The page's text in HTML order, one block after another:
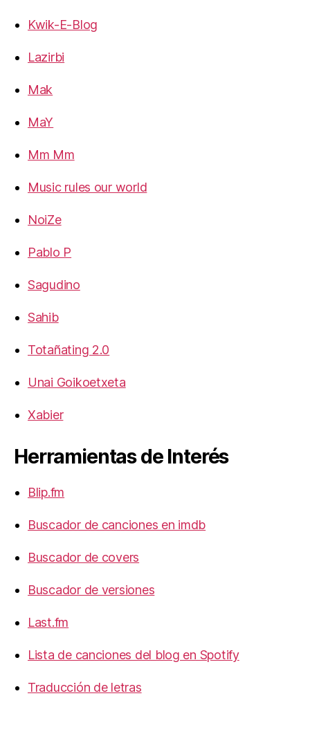
Kwik-E-Blog
Lazirbi
Mak
MaY
Mm Mm
Music rules our world
NoiZe
Pablo P
Sagudino
Sahib
Totañating 2.0
Unai Goikoetxeta
Xabier
Herramientas de Interés
Blip.fm
Buscador de canciones en imdb
Buscador de covers
Buscador de versiones
Last.fm
Lista de canciones del blog en Spotify
Traducción de letras